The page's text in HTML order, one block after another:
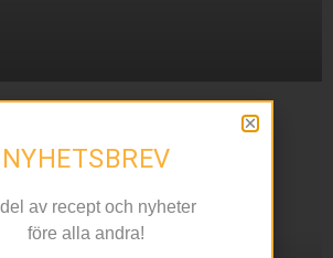
NYHETSBREV
av recept och nyheter
före alla andra!